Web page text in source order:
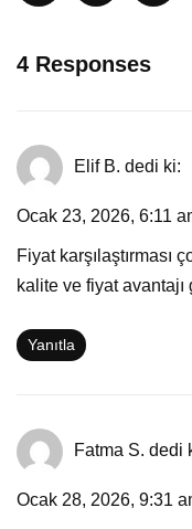
4 Responses
Elif B. dedi ki:
Ocak 23, 2026, 6:11
Fiyat karşılaştırması
kalite ve fiyat
Yanıtla
Fatma S. dedi
Ocak 28, 2026, 9:31